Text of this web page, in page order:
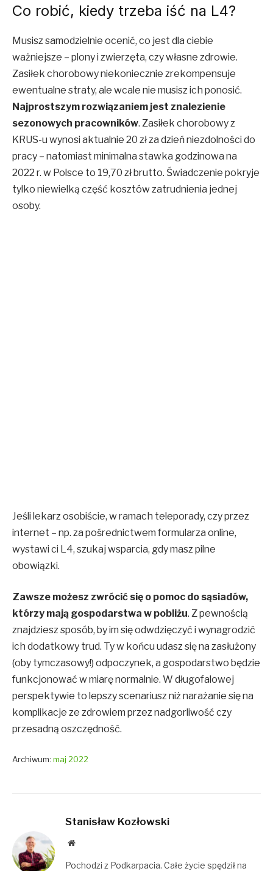
Co robić, kiedy trzeba iść na L4?
Musisz samodzielnie ocenić, co jest dla ciebie
ważniejsze – plony i zwierzęta, czy własne zdrowie.
Zasiłek chorobowy niekoniecznie zrekompensuje
ewentualne straty, ale wcale nie musisz ich ponosić.
Najprostszym rozwiązaniem jest znalezienie
sezonowych pracowników. Zasiłek chorobowy z
KRUS-u wynosi aktualnie 20 zł za dzień niezdolności do
pracy – natomiast minimalna stawka godzinowa na
2022 r. w Polsce to 19,70 zł brutto. Świadczenie pokryje
tylko niewielką część kosztów zatrudnienia jednej
osoby.
Jeśli lekarz osobiście, w ramach teleporady, czy przez
internet – np. za pośrednictwem formularza online,
wystawi ci L4, szukaj wsparcia, gdy masz pilne
obowiązki.
Zawsze możesz zwrócić się o pomoc do sąsiadów,
którzy mają gospodarstwa w pobliżu. Z pewnością
znajdziesz sposób, by im się odwdzięczyć i wynagrodzić
ich dodatkowy trud. Ty w końcu udasz się na zasłużony
(oby tymczasowy!) odpoczynek, a gospodarstwo będzie
funkcjonować w miarę normalnie. W długofalowej
perspektywie to lepszy scenariusz niż narażanie się na
komplikacje ze zdrowiem przez nadgorliwość czy
przesadną oszczędność.
Archiwum: maj 2022
Stanisław Kozłowski
Website
Pochodzi z Podkarpacia. Całe życie spędził na